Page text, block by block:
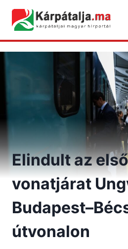
content
Elindult az
vonatjárat
útvonalon